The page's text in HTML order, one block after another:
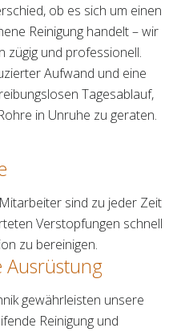
ob es sich um einen
Reinigung handelt – wir
zügig und professionell.
Aufwand und eine
Tagesablauf,
in Unruhe zu geraten.
sind zu jeder Zeit
Verstopfungen schnell
zu bereinigen.
Ausrüstung
gewährleisten unsere
Reinigung und